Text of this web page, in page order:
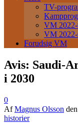
TV-
VM
VM
Forudsig VM
Avis: Saudi-
i 2030
0
AfMagnus Olsson den
historier